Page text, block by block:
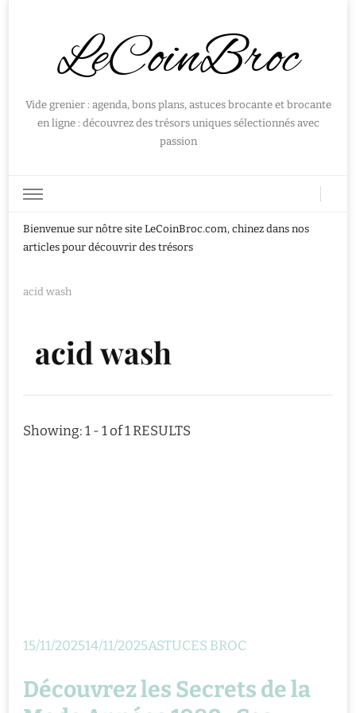
LeCoinBroc
Vide grenier : agenda, bons plans, astuces brocante et brocante
en ligne : découvrez des trésors uniques sélectionnés avec
passion
Bienvenue sur nôtre site LeCoinBroc.com, chinez dans nos
articles pour découvrir des trésors
acid wash
acid wash
Showing: 1 - 1 of 1 RESULTS
15/11/202514/11/2025ASTUCES BROC
Découvrez les Secrets de la